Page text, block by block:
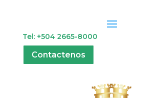
Tel: +504 2665-8000
Contactenos